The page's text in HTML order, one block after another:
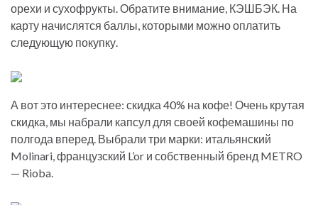
орехи и сухофрукты. Обратите внимание, КЭШБЭК. На
карту начислятся баллы, которыми можно оплатить
следующую покупку.
А вот это интереснее: скидка 40% на кофе! Очень крутая
скидка, мы набрали капсул для своей кофемашины по
полгода вперед. Выбрали три марки: итальянский
Molinari, французский L’or и собственный бренд METRO
— Rioba.